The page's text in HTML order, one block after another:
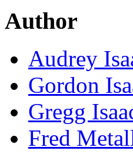
Author
Audrey
Gordon
Gregg
Fred